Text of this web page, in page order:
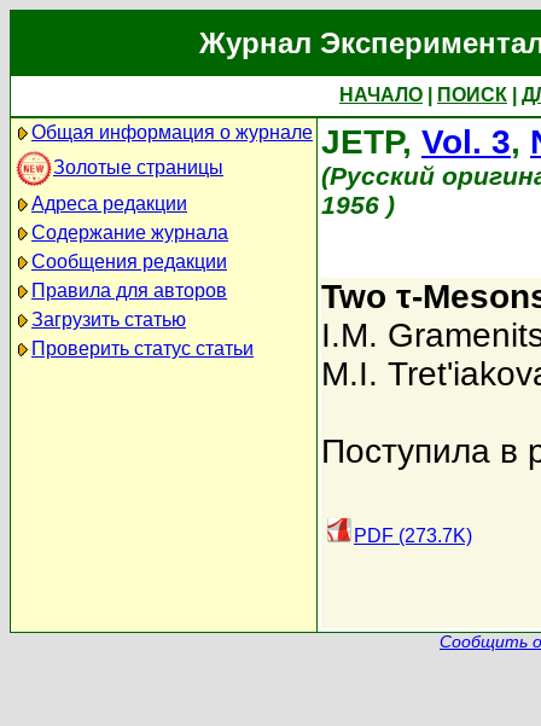
Журнал
НАЧАЛО ПОИСК
Общая информация о журнале
Золотые страницы
Адреса редакции
Содержание журнала
Сообщения редакции
Правила для авторов
Загрузить статью
Проверить статус статьи
JETP, Vol. 3,
(Русский
1956 )
Two τ-
I.M.
M.I.
Поступила в
PDF (273.7K)
Сообщить о